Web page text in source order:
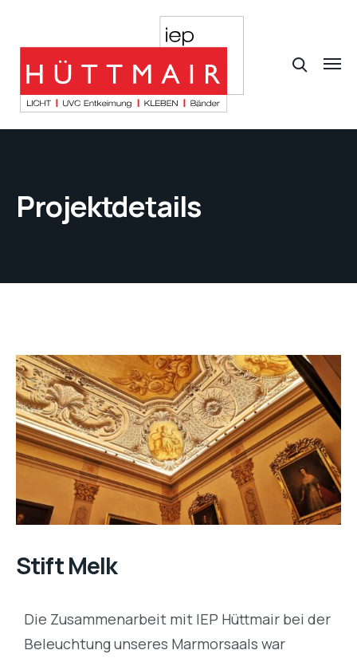
Projektdetails
Stift Melk
Die Zusammenarbeit mit IEP Hüttmair bei der
Beleuchtung unseres Marmorsaals war